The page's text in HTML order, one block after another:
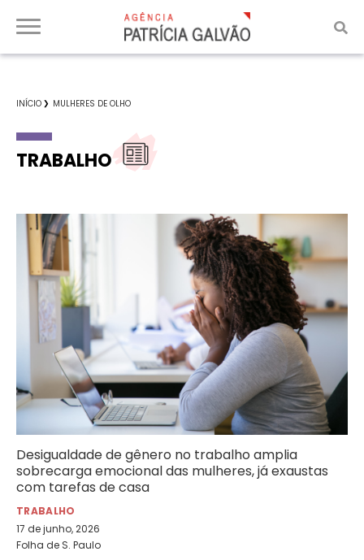
INÍCIO MULHERES DE OLHO
TRABALHO
Desigualdade de gênero no trabalho amplia
sobrecarga emocional das mulheres, já exaustas
com tarefas de casa
TRABALHO
17 de junho, 2026
Folha de S. Paulo